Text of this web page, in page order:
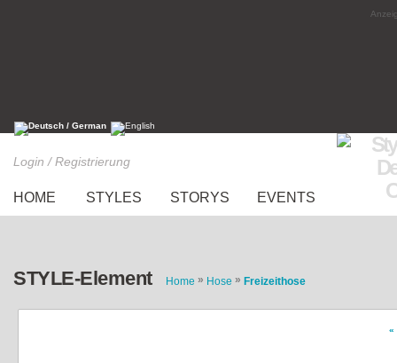
Login / Registrierung
HOME STYLES STORYS EVENTS
STYLE-Element Home » Hose » Freizeithose
«